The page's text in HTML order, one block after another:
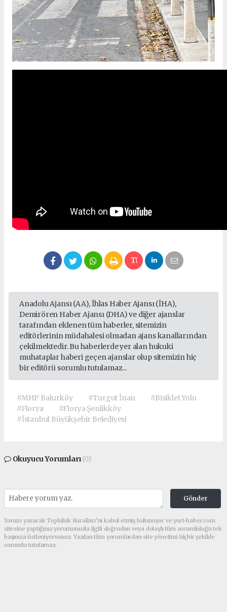
Anadolu Ajansı (AA), İhlas Haber Ajansı (İHA),
Demirören Haber Ajansı (DHA) ve diğer ajanslar
tarafından eklenen tüm haberler, sitemizin
editörlerinin müdahalesi olmadan ajans kanallarından
çekilmektedir. Bu haberlerde yer alan hukuki
muhataplar haberi geçen ajanslar olup sitemizin hiç
bir editörü sorumlu tutulamaz...
#MHP Bakırköy #Turgut İnan
#Bisiklet Yolu
#Florya
#Florya Şenlikköy
#İstanbul Büyükşehir Belediyesi
Okuyucu Yorumları(0)
Gönder
Yorum yazarak Topluluk Kuralları’nı kabul etmiş bulunuyor ve yurt-haber.com
sitesine yaptığınız yorumunuzla ilgili doğrudan veya dolaylı tüm sorumluluğu tek
başınıza üstleniyorsunuz. Yazılan tüm yorumlardan site yönetimi hiçbir şekilde
sorumlu tutulamaz.